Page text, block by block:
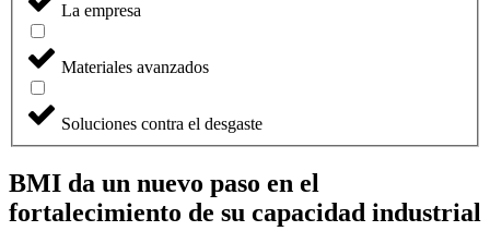
La empresa
Materiales avanzados
Soluciones contra el desgaste
BMI da un nuevo paso en el
fortalecimiento de su capacidad industrial